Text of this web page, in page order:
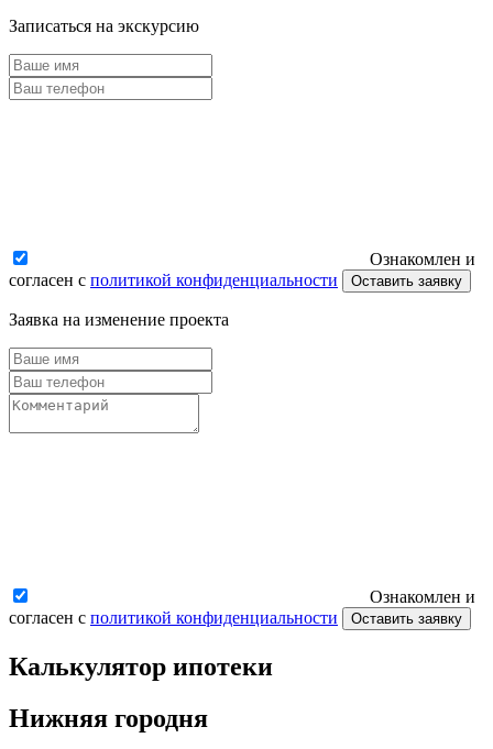
Записаться на экскурсию
Ознакомлен и
согласен с политикой конфиденциальности Оставить заявку
Заявка на изменение проекта
Ознакомлен и
согласен с политикой конфиденциальности Оставить заявку
Калькулятор ипотеки
Нижняя городня